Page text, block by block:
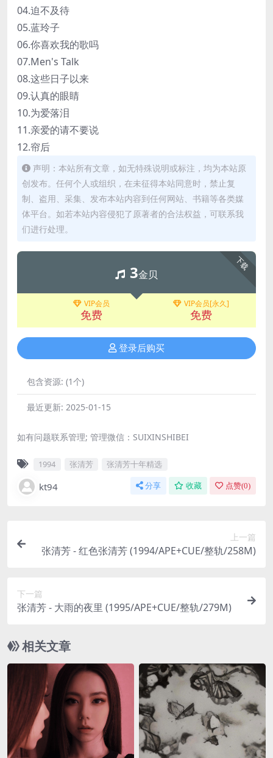
04.迫不及待
05.蓝玲子
06.你喜欢我的歌吗
07.Men's Talk
08.这些日子以来
09.认真的眼睛
10.为爱落泪
11.亲爱的请不要说
12.帘后
声明：本站所有文章，如无特殊说明或标注，均为本站原
创发布。任何个人或组织，在未征得本站同意时，禁止复
制、盗用、采集、发布本站内容到任何网站、书籍等各类媒
体平台。如若本站内容侵犯了原著者的合法权益，可联系我
们进行处理。
下载
3金贝
VIP会员
免费
VIP会员[永久]
免费
登录后购买
包含资源: (1个)
最近更新: 2025-01-15
如有问题联系管理; 管理微信：SUIXINSHIBEI
1994 张清芳 张清芳十年精选
kt94 分享 收藏 点赞(0)
上一篇
张清芳 - 红色张清芳 (1994/APE+CUE/整轨/258M)
下一篇
张清芳 - 大雨的夜里 (1995/APE+CUE/整轨/279M)
相关文章